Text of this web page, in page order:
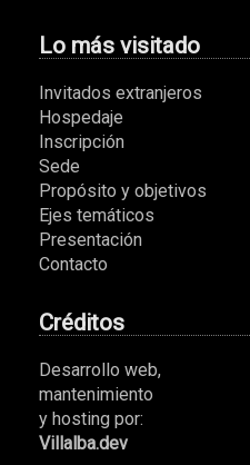
Lo más visitado
Invitados extranjeros
Hospedaje
Inscripción
Sede
Propósito y objetivos
Ejes temáticos
Presentación
Contacto
Créditos
Desarrollo web,
mantenimiento
y hosting por:
Villalba.dev